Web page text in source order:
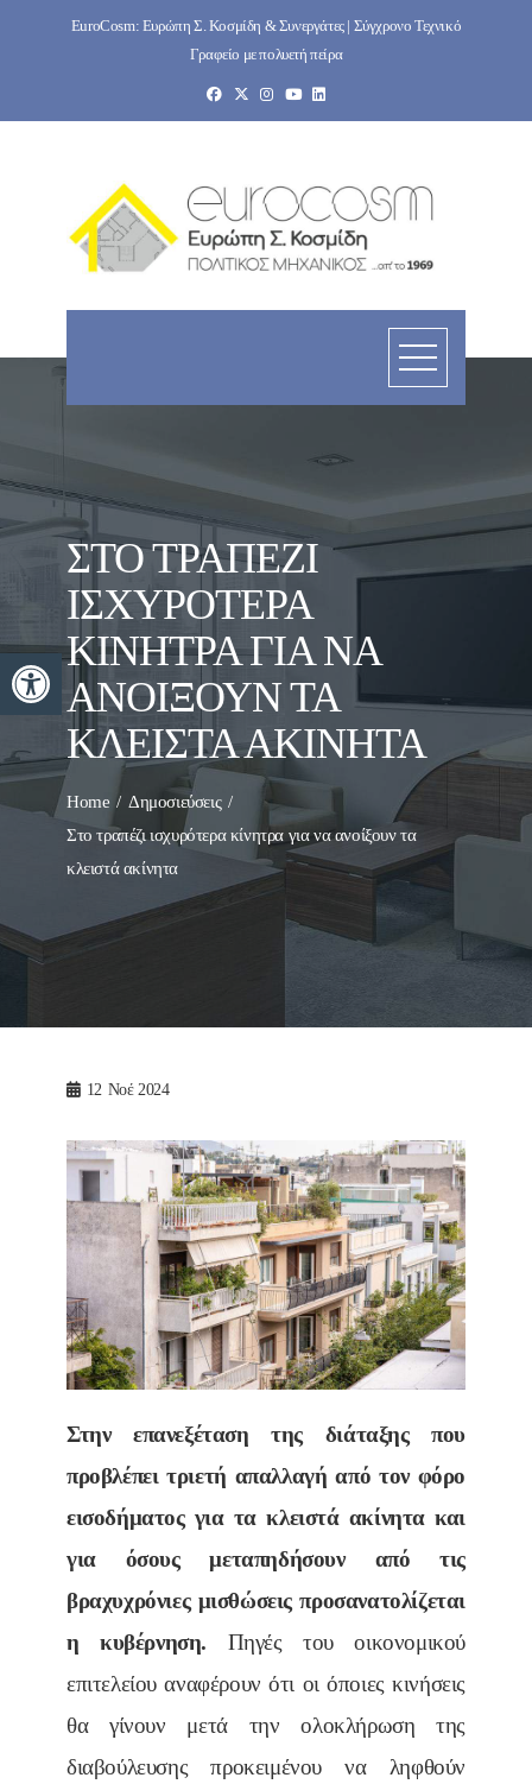
Ανοίξτε τη γραμμή εργαλείων
EuroCosm: Ευρώπη Σ. Κοσμίδη & Συνεργάτες | Σύγχρονο Τεχνικό
Γραφείο με πολυετή πείρα
ΣΤΟ ΤΡΑΠΈΖΙ
ΙΣΧΥΡΌΤΕΡΑ
ΚΊΝΗΤΡΑ ΓΙΑ ΝΑ
ΑΝΟΊΞΟΥΝ ΤΑ
ΚΛΕΙΣΤΆ ΑΚΊΝΗΤΑ
Home
Δημοσιεύσεις
Στο τραπέζι ισχυρότερα κίνητρα για να ανοίξουν τα
κλειστά ακίνητα
12 Νοέ 2024
Στην επανεξέταση της διάταξης που
προβλέπει τριετή απαλλαγή από τον φόρο
εισοδήματος για τα κλειστά ακίνητα και
για όσους μεταπηδήσουν από τις
βραχυχρόνιες μισθώσεις προσανατολίζεται
η κυβέρνηση. Πηγές του οικονομικού
επιτελείου αναφέρουν ότι οι όποιες κινήσεις
θα γίνουν μετά την ολοκλήρωση της
διαβούλευσης προκειμένου να ληφθούν